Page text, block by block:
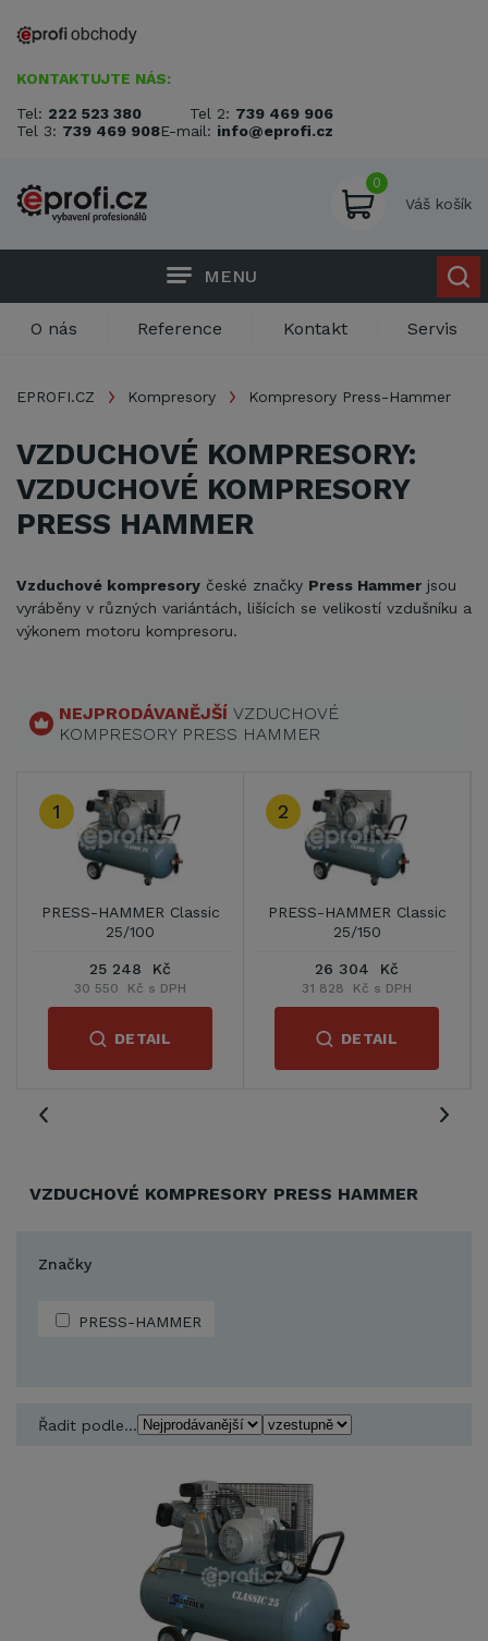
KONTAKTUJTE NÁS:
Tel: 222 523 380 Tel 2: 739 469 906
Tel 3: 739 469 908E-mail: info@eprofi.cz
0
Váš košík
MENU
O nás Reference Kontakt Servis
EPROFI.CZ Kompresory Kompresory Press-Hammer
VZDUCHOVÉ KOMPRESORY:
VZDUCHOVÉ KOMPRESORY
PRESS HAMMER
Vzduchové kompresory české značky Press Hammer jsou
vyráběny v různých variántách, lišících se velikostí vzdušníku a
výkonem motoru kompresoru.
NEJPRODÁVANĚJŠÍ VZDUCHOVÉ
KOMPRESORY PRESS HAMMER
1
PRESS-HAMMER Classic
25/100
25 248 Kč
30 550 Kč s DPH
DETAIL
2
PRESS-HAMMER Classic
25/150
26 304 Kč
31 828 Kč s DPH
DETAIL
VZDUCHOVÉ KOMPRESORY PRESS HAMMER
Značky
PRESS-HAMMER
Řadit podle...